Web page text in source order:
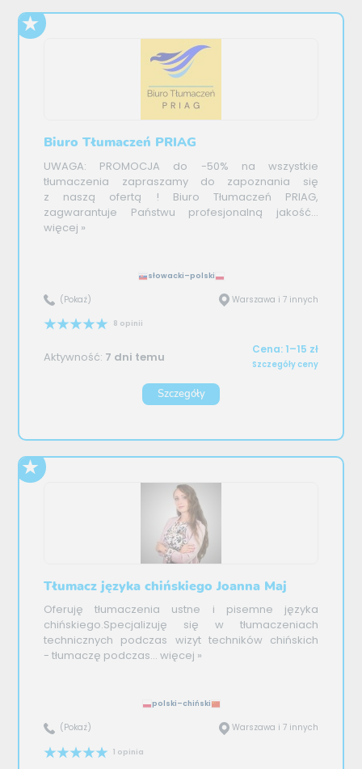
Biuro Tłumaczeń PRIAG
UWAGA: PROMOCJA do -50% na wszystkie
tłumaczenia zapraszamy do zapoznania się
z naszą ofertą ! Biuro Tłumaczeń PRIAG,
zagwarantuje Państwu profesjonalną jakość...
więcej »
słowacki–polski
(Pokaż) Warszawa i 7 innych
8 opinii
Aktywność: 7 dni temu Cena: 1–15 zł
Szczegóły ceny
Szczegóły
Tłumacz języka chińskiego Joanna Maj
Oferuję tłumaczenia ustne i pisemne języka
chińskiego.Specjalizuję się w tłumaczeniach
technicznych podczas wizyt techników chińskich
- tłumaczę podczas... więcej »
polski–chiński
(Pokaż) Warszawa i 7 innych
1 opinia